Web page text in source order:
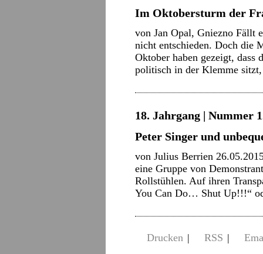
Im Oktobersturm der
von Jan Opal, Gniezno Fällt
nicht entschieden. Doch die
Oktober haben gezeigt, dass
politisch in der Klemme
18. Jahrgang | Nummer
Peter Singer und
von Julius Berrien
eine Gruppe von
Rollstühlen. Auf ihren
You Can Do… Shut Up!!!“
Drucken | RSS |